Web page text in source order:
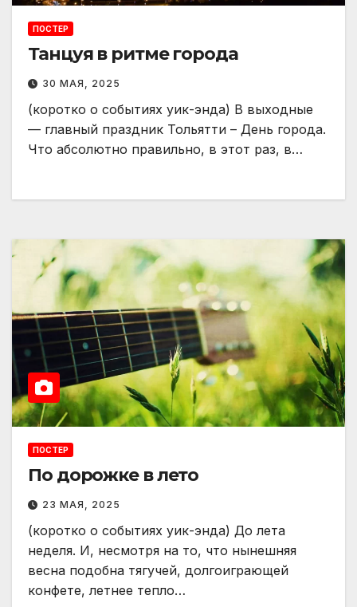
ПОСТЕР
Танцуя в ритме города
30 МАЯ, 2025
(коротко о событиях уик-энда) В выходные
— главный праздник Тольятти – День города.
Что абсолютно правильно, в этот раз, в…
ПОСТЕР
По дорожке в лето
23 МАЯ, 2025
(коротко о событиях уик-энда) До лета
неделя. И, несмотря на то, что нынешняя
весна подобна тягучей, долгоиграющей
конфете, летнее тепло…